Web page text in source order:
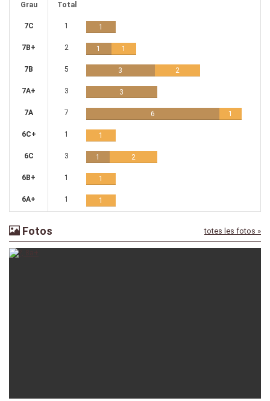
Grau Total
7C 1 1
7B+ 2 1 1
7B 5 3 2
7A+ 3 3
7A 7 6 1
6C+ 1 1
6C 3 1 2
6B+ 1 1
6A+ 1 1
Fotos totes les fotos »